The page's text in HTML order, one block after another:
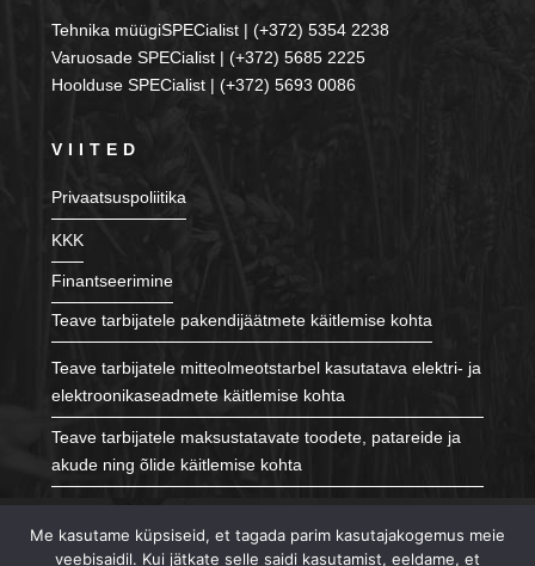
Tehnika müügiSPECialist | (+372) 5354 2238
Varuosade SPECialist | (+372) 5685 2225
Hoolduse SPECialist | (+372) 5693 0086
VIITED
Privaatsuspoliitika
KKK
Finantseerimine
Teave tarbijatele pakendijäätmete käitlemise kohta
Teave tarbijatele mitteolmeotstarbel kasutatava elektri- ja
elektroonikaseadmete käitlemise kohta
Teave tarbijatele maksustatavate toodete, patareide ja
akude ning õlide käitlemise kohta
JÄLGI MEID
Me kasutame küpsiseid, et tagada parim kasutajakogemus meie
veebisaidil. Kui jätkate selle saidi kasutamist, eeldame, et